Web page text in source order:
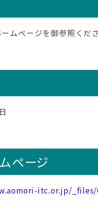
ムページを御参照くださ
ページ
itc.or.jp/_files/